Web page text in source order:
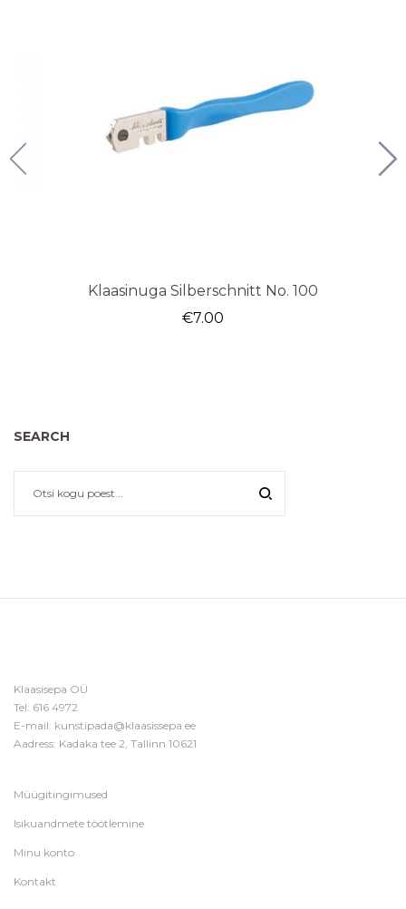
Klaasinuga Silberschnitt No. 100
€7.00
SEARCH
Klaasisepa OÜ
Tel: 616 4972
E-mail: kunstipada@klaasissepa.ee
Aadress: Kadaka tee 2, Tallinn 10621
Müügitingimused
Isikuandmete töötlemine
Minu konto
Kontakt